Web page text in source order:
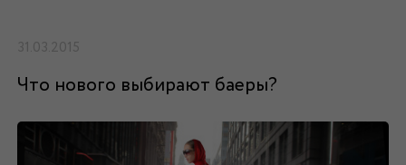
31.03.2015
Что нового выбирают баеры?